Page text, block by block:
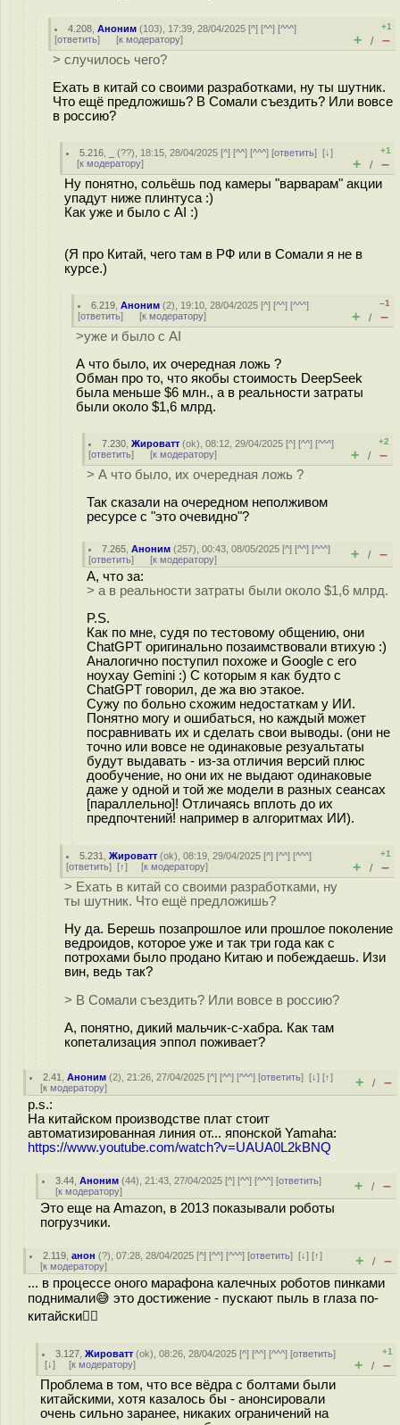
4.208 ,Аноним (103), 17:39, 28/04/2025 [^] [^^] [^^^]
[ответить] [к модератору]
+1
+ / –
> случилось чего?
Ехать в китай со своими разработками, ну ты шутник.
Что ещё предложишь? В Сомали съездить? Или вовсе
в россию?
5.216 (??), 18:15, 28/04/2025 [^] [^^] [^^^] [ответить][↓]
[к модератору]
+1
+ / –
Ну понятно, сольёшь под камеры "варварам" акции
упадут ниже плинтуса :)
Как уже и было с AI :)
(Я про Китай, чего там в РФ или в Сомали я не в
курсе.)
6.219 ,Аноним (2), 19:10, 28/04/2025 [^] [^^] [^^^]
[ответить] [к модератору]
–1
+ / –
>уже и было с AI
А что было, их очередная ложь ?
Обман про то, что якобы стоимость DeepSeek
была меньше $6 млн., а в реальности затраты
были около $1,6 млрд.
7.230 ,Жироватт (ok), 08:12, 29/04/2025 [^] [^^] [^^^]
[ответить] [к модератору]
+2
+ / –
> А что было, их очередная ложь ?
Так сказали на очередном неполживом
ресурсе с "это очевидно"?
7.265 ,Аноним (257), 00:43, 08/05/2025 [^] [^^] [^^^]
[ответить] [к модератору] + / –
А, что за:
> а в реальности затраты были около $1,6 млрд.
P.S.
Как по мне, судя по тестовому общению, они
ChatGPT оригинально позаимствовали втихую :)
Аналогично поступил похоже и Google с его
ноухау Gemini :) С которым я как будто с
ChatGPT говорил, де жа вю этакое.
Сужу по больно схожим недостаткам у ИИ.
Понятно могу и ошибаться, но каждый может
посравнивать их и сделать свои выводы. (они не
точно или вовсе не одинаковые резуальтаты
будут выдавать - из-за отличия версий плюс
дообучение, но они их не выдают одинаковые
даже у одной и той же модели в разных сеансах
[параллельно]! Отличаясь вплоть до их
предпочтений! например в алгоритмах ИИ).
5.231 ,Жироватт (ok), 08:19, 29/04/2025 [^] [^^] [^^^]
[ответить] [↑] [к модератору]
+1
+ / –
> Ехать в китай со своими разработками, ну
ты шутник. Что ещё предложишь?
Ну да. Берешь позапрошлое или прошлое поколение
ведроидов, которое уже и так три года как с
потрохами было продано Китаю и побеждаешь. Изи
вин, ведь так?
> В Сомали съездить? Или вовсе в россию?
А, понятно, дикий мальчик-с-хабра. Как там
копетализация эппол поживает?
2.41 ,Аноним (2), 21:26, 27/04/2025 [^] [^^] [^^^] [ответить][↓] [↑]
[к модератору] + / –
p.s.:
На китайском производстве плат стоит
автоматизированная линия от... японской Yamaha:
https://www.youtube.com/watch?v=UAUA0L2kBNQ
3.44 ,Аноним (44), 21:43, 27/04/2025 [^] [^^] [^^^] [ответить]
[к модератору] + / –
Это еще на Amazon, в 2013 показывали роботы
погрузчики.
2.119 ,анон (?), 07:28, 28/04/2025 [^] [^^] [^^^] [ответить][↓] [↑]
[к модератору] + / –
... в процессе оного марафона калечных роботов пинками
поднимали😅 это достижение - пускают пыль в глаза по-
китайски🤷‍♂️
3.127 ,Жироватт (ok), 08:26, 28/04/2025 [^] [^^] [^^^] [ответить]
[↓] [к модератору]
+1
+ / –
Проблема в том, что все вёдра с болтами были
китайскими, хотя казалось бы - анонсировали
очень сильно заранее, никаких ограничений на